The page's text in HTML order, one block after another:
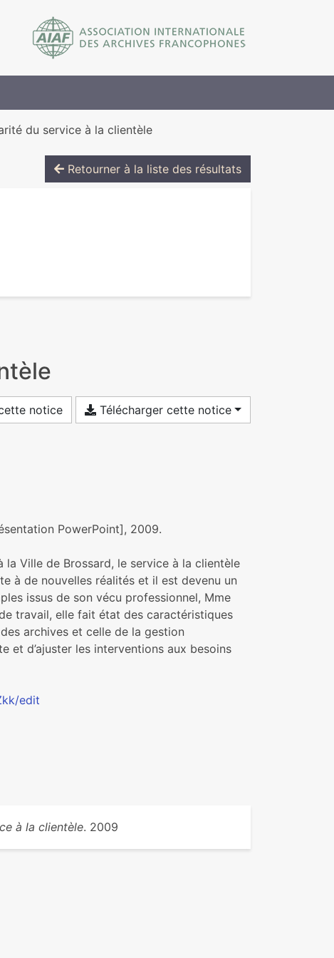
du service à la clientèle
Retourner à la liste des résultats
notice Télécharger cette notice
PowerPoint], 2009.
Ville de Brossard, le service à la clientèle
à de nouvelles réalités et il est devenu un
issus de son vécu professionnel, Mme
travail, elle fait état des caractéristiques
archives et celle de la gestion
et d’ajuster les interventions aux besoins
edit
à la clientèle. 2009